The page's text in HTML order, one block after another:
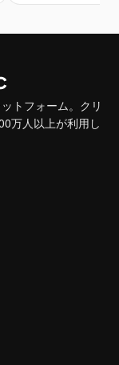
トフォーム。クリ
万人以上が利用し